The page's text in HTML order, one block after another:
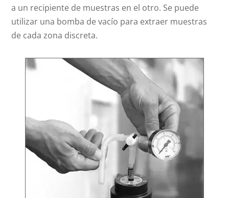
a un recipiente de muestras en el otro. Se puede
utilizar una bomba de vacío para extraer muestras
de cada zona discreta.